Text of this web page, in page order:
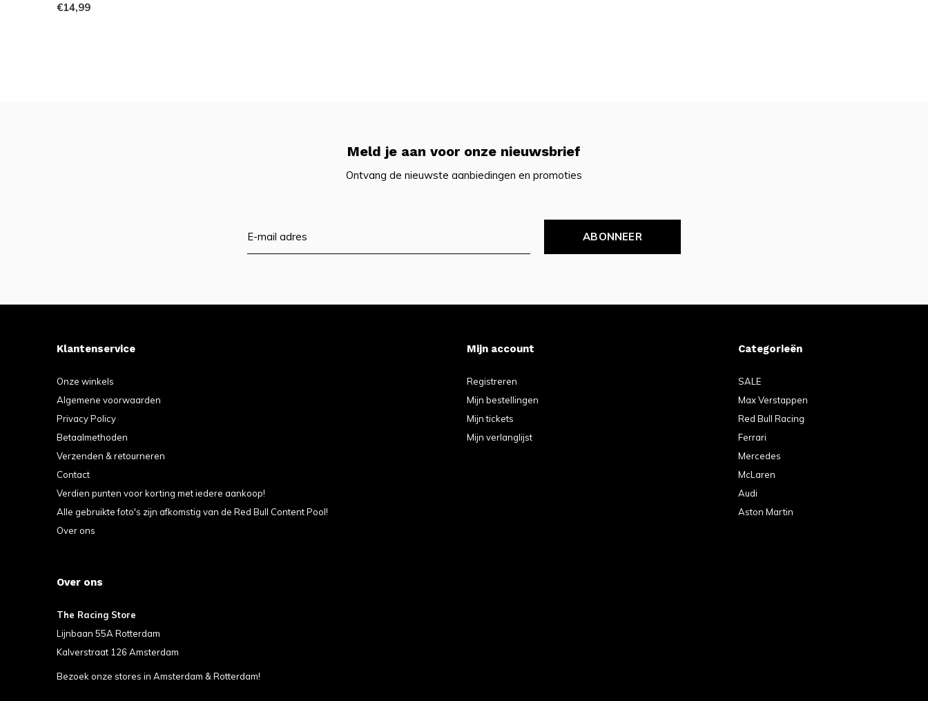
€14,99
Meld je aan voor onze nieuwsbrief
Ontvang de nieuwste aanbiedingen en promoties
ABONNEER
Klantenservice
Onze winkels
Algemene voorwaarden
Privacy Policy
Betaalmethoden
Verzenden & retourneren
Contact
Verdien punten voor korting met iedere aankoop!
Alle gebruikte foto's zijn afkomstig van de Red Bull Content Pool!
Over ons
Mijn account
Registreren
Mijn bestellingen
Mijn tickets
Mijn verlanglijst
Categorieën
SALE
Max Verstappen
Red Bull Racing
Ferrari
Mercedes
McLaren
Audi
Aston Martin
Over ons
The Racing Store
Lijnbaan 55A Rotterdam
Kalverstraat 126 Amsterdam
Bezoek onze stores in Amsterdam & Rotterdam!